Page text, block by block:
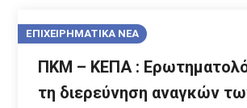
ΕΠΙΧΕΙΡΗΜΑΤΙΚΑ ΝΕΑ
ΠΚΜ – ΚΕΠΑ :
τη διερεύνηση αναγκών